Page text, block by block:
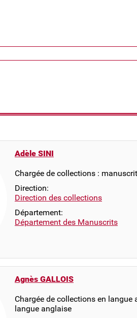
Adèle SINI
Chargée de collections :
Direction:
Direction des collections
Département:
Département des Manuscrits
Agnès GALLOIS
Chargée de collections en langue
langue anglaise